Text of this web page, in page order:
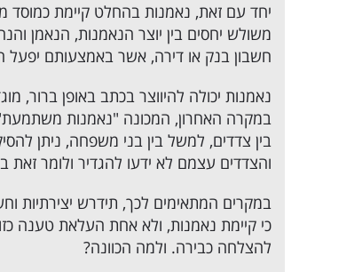
יחד עם זאת, נאמנות בהחלט קיימת כמוסד
משולש יחסים בין יוצר הנאמנות, הנאמן
חשבון בנק או דירה, אשר באמצעותם יפעל
נאמנות יכולה להיווצר בכתב באופן ברור,
במקרה האחרון, המכונה "נאמנות
בין צדדים, למשל בין בני משפחה, ניתן
והצדדים עצמם לא ידעו להגדיר ולומר זאת
במקרים המתאימים לכך, תידרש יצירתיות
כי קיימת נאמנות, ולא אחת העלאת טענה
להצלחה כבירה. ולמה הכוונה?